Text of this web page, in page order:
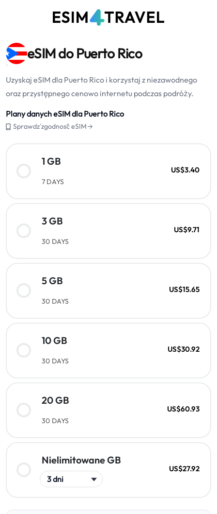
eSIM do Puerto Rico
Uzyskaj eSIM dla Puerto Rico i korzystaj z niezawodnego
oraz przystępnego cenowo internetu podczas podróży.
Plany danych eSIM dla Puerto Rico
Sprawdź zgodność eSIM→
1 GB
7 DAYS
US$3.40
3 GB
30 DAYS
US$9.71
5 GB
30 DAYS
US$15.65
10 GB
30 DAYS
US$30.92
20 GB
30 DAYS
US$60.93
Nielimitowane GB
US$27.92